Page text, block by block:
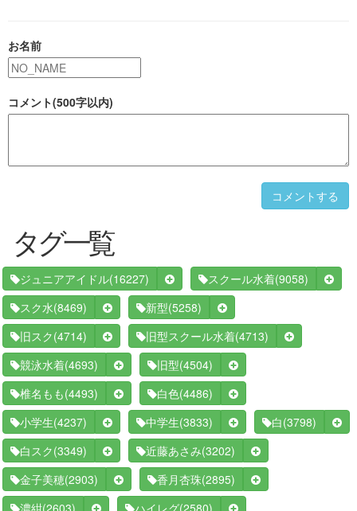
お名前
コメント(500字以内)
コメントする
タグ一覧
ジュニアアイドル(16227) スクール水着(9058)
スク水(8469) 新型(5258)
旧スク (4714) 旧型スクール水着(4713)
競泳水着(4693) 旧型(4504)
椎名もも (4493) 白色(4486)
小学生(4237) 中学生(3833) 白 (3798)
白スク (3349) 近藤あさみ(3202)
金子美穂(2903) 香月杏珠(2895)